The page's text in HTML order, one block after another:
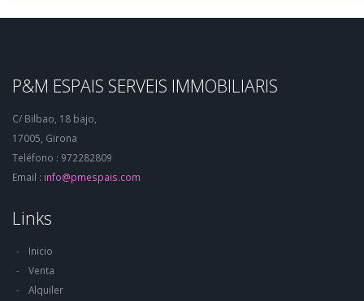
P&M ESPAIS SERVEIS IMMOBILIARIS
C/ Bilbao, 18 bajo,
17005, Girona
Teléfono : 972282809
Email : info@pmespais.com
Links
Inicio
Venta
Alquiler